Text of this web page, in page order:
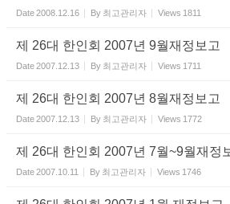
Date2008.12.16 By 최고관리자 Views 1811
제 26대 한인회 2007년 9월재정보고
Date2007.12.13 By 최고관리자 Views 1711
제 26대 한인회 2007년 8월재정보고
Date2007.12.13 By 최고관리자 Views 1772
제 26대 한인회 2007년 7월~9월재정
Date2007.10.11 By 최고관리자 Views 1746